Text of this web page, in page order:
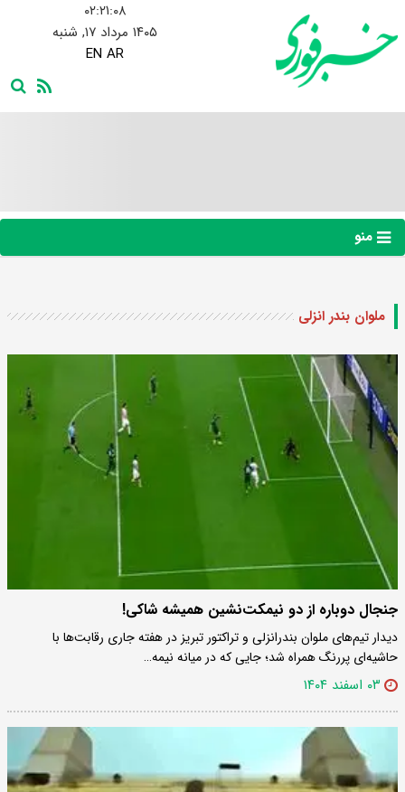
۰۲:۲۱:۰۹
۱۴۰۵ مرداد ۱۷, شنبه
EN AR
منو
ملوان بندر انزلی
جنجال دوباره از دو نیمکت‌نشین همیشه شاکی!
دیدار تیم‌های ملوان بندرانزلی و تراکتور تبریز در هفته جاری رقابت‌ها با
حاشیه‌ای پررنگ همراه شد؛ جایی که در میانه نیمه…
۰۳ اسفند ۱۴۰۴